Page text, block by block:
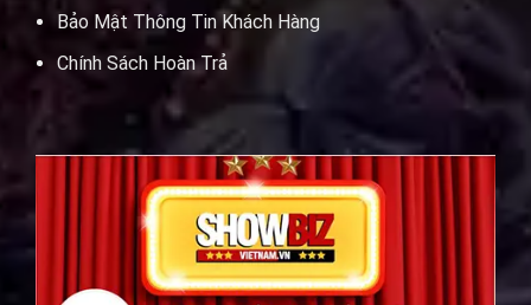
Bảo Mật Thông Tin Khách Hàng
Chính Sách Hoàn Trả